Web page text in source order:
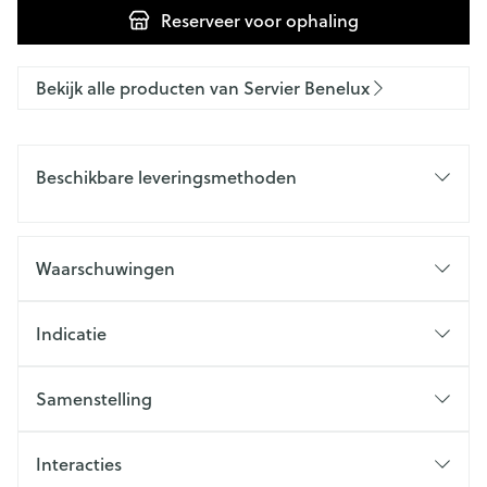
Reserveervoor ophaling
Bekijk alle producten van Servier Benelux
Beschikbare leveringsmethoden
Waarschuwingen
Indicatie
Samenstelling
Interacties